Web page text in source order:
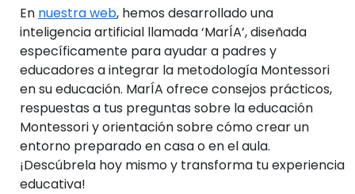
En nuestra web, hemos desarrollado una
inteligencia artificial llamada ‘MarÍA’, diseñada
específicamente para ayudar a padres y
educadores a integrar la metodología Montessori
en su educación. MarÍA ofrece consejos prácticos,
respuestas a tus preguntas sobre la educación
Montessori y orientación sobre cómo crear un
entorno preparado en casa o en el aula.
¡Descúbrela hoy mismo y transforma tu experiencia
educativa!